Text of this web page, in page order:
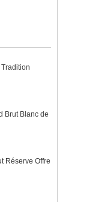
Brut Blanc de
Réserve Offre